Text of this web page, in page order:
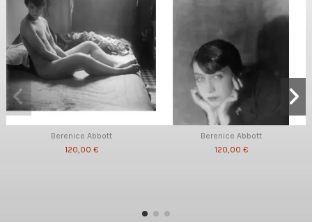
Berenice Abbott
120,00 €
Berenice Abbott
120,00 €